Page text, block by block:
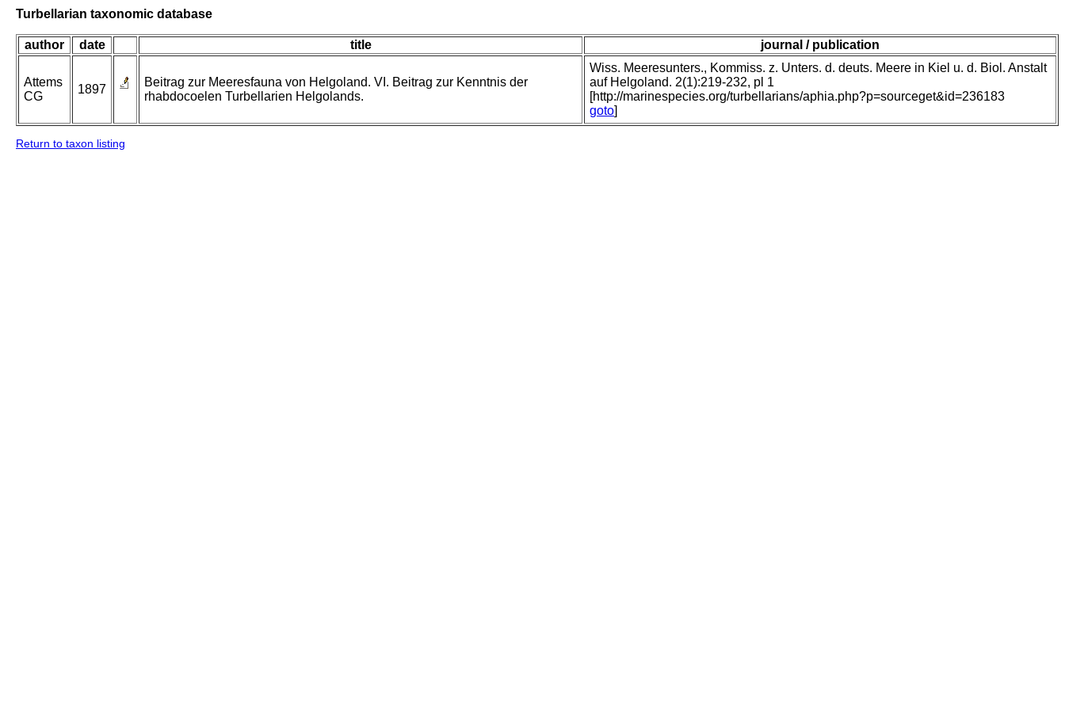
Turbellarian taxonomic database
author date title journal / publication
Attems
CG
1897
Beitrag zur Meeresfauna von Helgoland. VI. Beitrag zur Kenntnis der
rhabdocoelen Turbellarien Helgolands.
Wiss. Meeresunters., Kommiss. z. Unters. d. deuts. Meere in Kiel u. d. Biol. Anstalt
auf Helgoland. 2(1):219-232, pl 1
[http://marinespecies.org/turbellarians/aphia.php?p=sourceget&id=236183
goto]
Return to taxon listing